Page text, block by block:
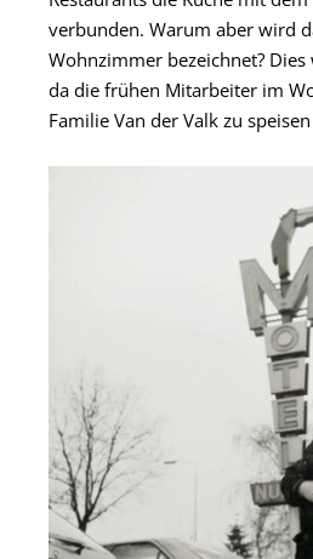
verbunden. Warum aber wird
Wohnzimmer bezeichnet?
da die frühen Mitarbeiter im
Familie Van der Valk zu